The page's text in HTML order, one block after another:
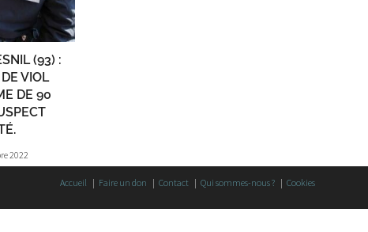
(93) :
VIOL
DE 90
2022
Accueil Faire un don Contact Qui sommes-nous ? Cookies